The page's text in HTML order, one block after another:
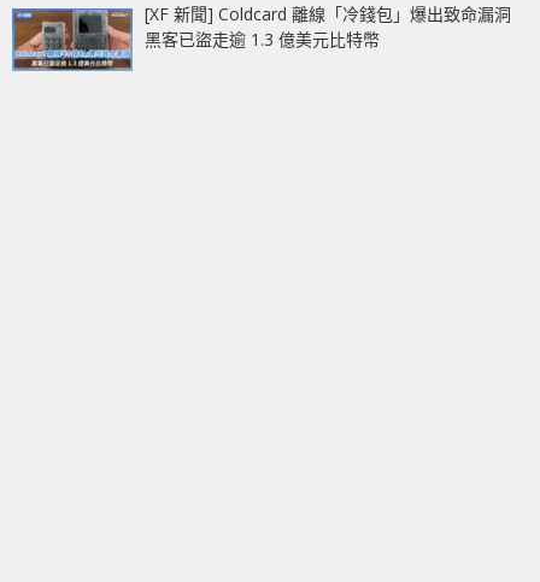
[XF 新聞] Coldcard 離線「冷錢包」爆出致命漏洞
黑客已盜走逾 1.3 億美元比特幣